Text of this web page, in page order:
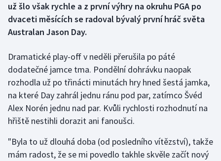
Florbal
Futsal
Golf
Gymnastika
Jezdectví
už šlo však rychle a z první výhry na okruhu PGA po
dvaceti měsících se radoval bývalý první hráč světa
Australan Jason Day.
Dramatické play-off v neděli přerušila po páté
dodatečné jamce tma. Pondělní dohrávku naopak
rozhodla už po třinácti minutách hry hned šestá jamka,
na které Day zahrál jednu ránu pod par, zatímco Švéd
Alex Norén jednu nad par. Kvůli rychlosti rozhodnutí na
hřiště nestihli dorazit ani fanoušci.
"Byla to už dlouhá doba (od posledního vítězství), takže
mám radost, že se mi povedlo takhle skvěle začít nový